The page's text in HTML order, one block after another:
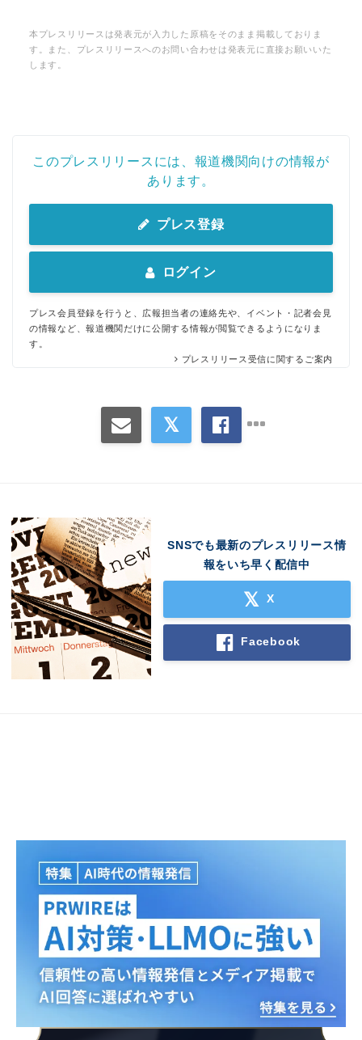
本プレスリリースは発表元が入力した原稿をそのまま掲載しておりま
す。また、プレスリリースへのお問い合わせは発表元に直接お願いいた
します。
このプレスリリースには、報道機関向けの情報が
あります。
プレス登録
ログイン
プレス会員登録を行うと、広報担当者の連絡先や、イベント・記者会見
の情報など、報道機関だけに公開する情報が閲覧できるようになりま
す。
プレスリリース受信に関するご案内
SNSでも最新のプレスリリース情
報をいち早く配信中
X
Facebook